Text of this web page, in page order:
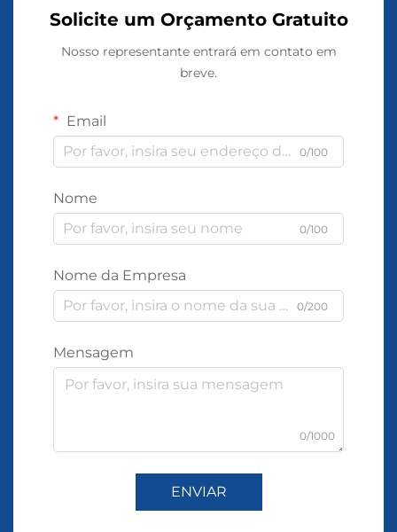
Solicite um Orçamento Gratuito
Nosso representante entrará em contato em
breve.
Email
0/100
Nome
0/100
Nome da Empresa
0/200
Mensagem
0/1000
ENVIAR